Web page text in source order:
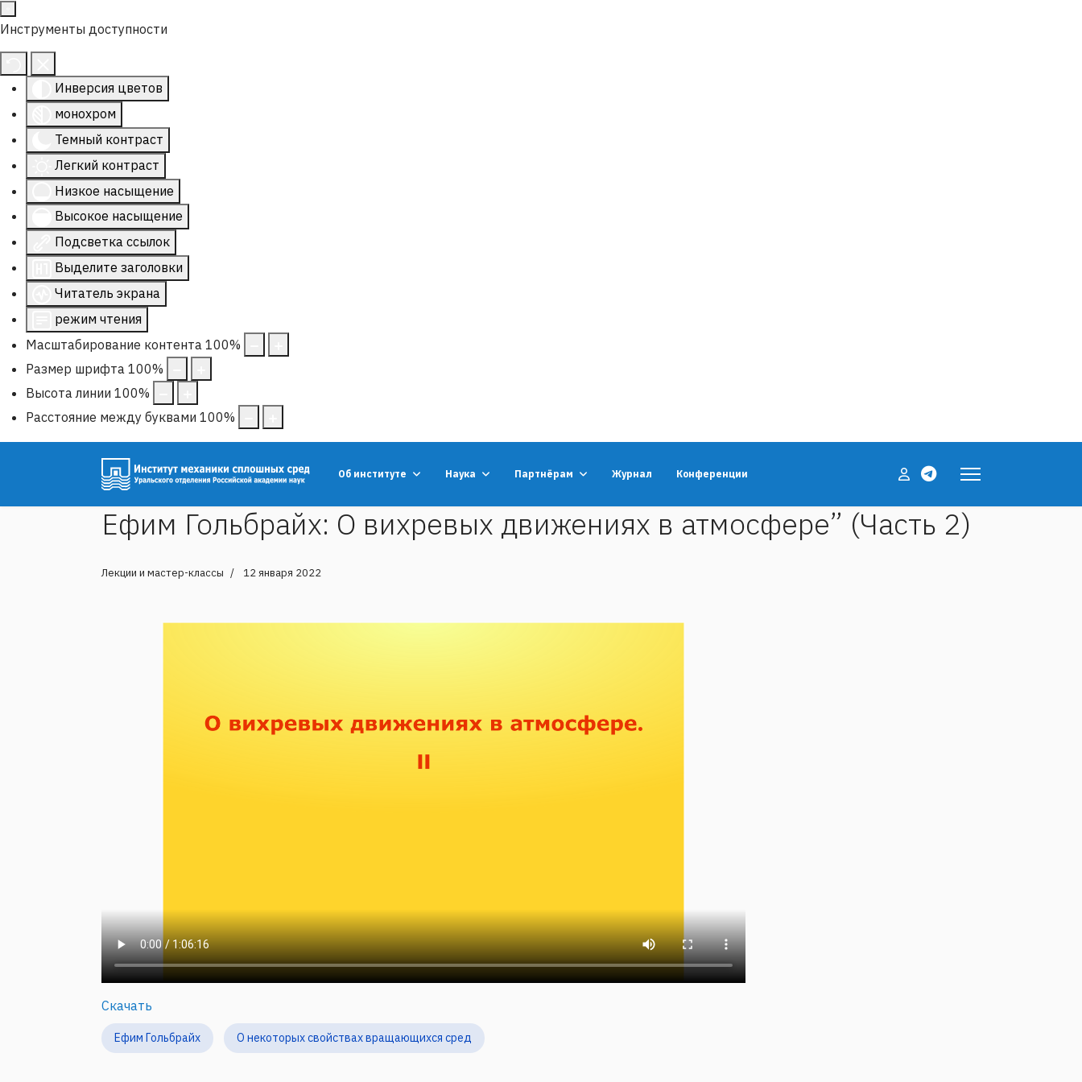
Инструменты доступности
Инверсия цветов
монохром
Темный контраст
Легкий контраст
Низкое насыщение
Высокое насыщение
Подсветка ссылок
Выделите заголовки
Читатель экрана
режим чтения
Масштабирование контента 100%
Размер шрифта 100%
Высота линии 100%
Расстояние между буквами 100%
Об институте Наука Партнёрам Журнал Конференции
Ефим Гольбрайх: О вихревых движениях в атмосфере” (Часть 2)
Лекции и мастер-классы 12 января 2022
Скачать
Ефим Гольбрайх О некоторых свойствах вращающихся сред